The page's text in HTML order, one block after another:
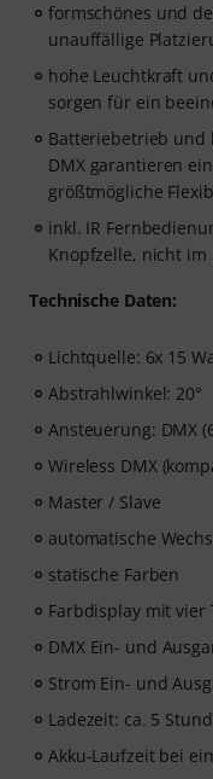
formschönes und
unauffällige
hohe Leuchtkraft
sorgen für ein
Batteriebetrieb und
DMX garantieren
größtmögliche
inkl. IR
Knopfzelle, nicht
Technische Daten:
Lichtquelle: 6x 15
Abstrahlwinkel: 20°
Ansteuerung: DMX
Wireless DMX
Master / Slave
automatische
statische Farben
Farbdisplay mit vier
DMX Ein- und
Strom Ein- und
Ladezeit: ca. 5
Akku-Laufzeit bei